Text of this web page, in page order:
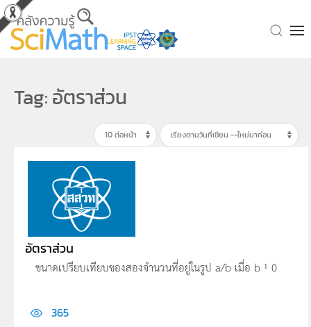
Skip to main content
Tag: อัตราส่วน
อัตราส่วน
ขนาดเปรียบเทียบของสองจำนวนที่อยู่ในรูป a/b เมื่อ b ¹ 0
365